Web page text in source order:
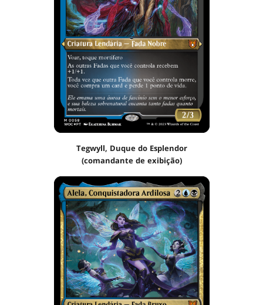
Tegwyll, Duque do Esplendor
(comandante de exibição)